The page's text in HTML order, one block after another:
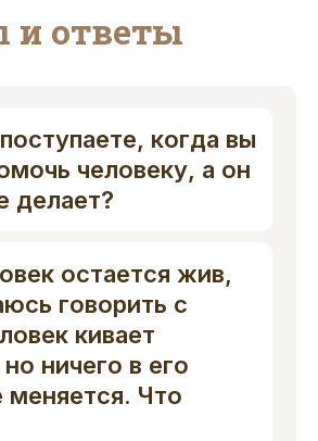
и ответы
когда вы
человеку, а он
делает?
остается жив,
говорить с
кивает
ничего в его
меняется. Что